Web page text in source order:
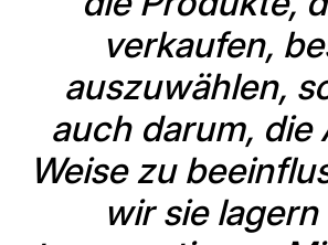
verkaufen,
auszuwählen,
auch darum, die
Weise zu
wir sie